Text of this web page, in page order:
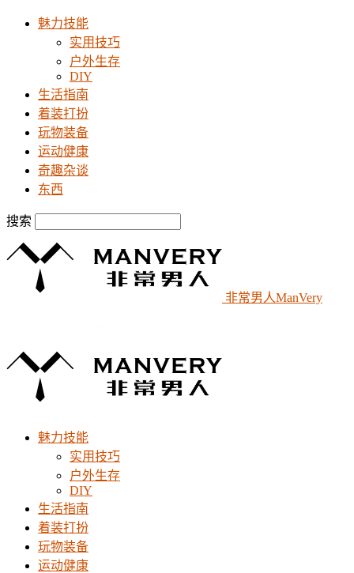
魅力技能
实用技巧
户外生存
DIY
生活指南
着装打扮
玩物装备
运动健康
奇趣杂谈
东西
搜索
非常男人ManVery
魅力技能
实用技巧
户外生存
DIY
生活指南
着装打扮
玩物装备
运动健康